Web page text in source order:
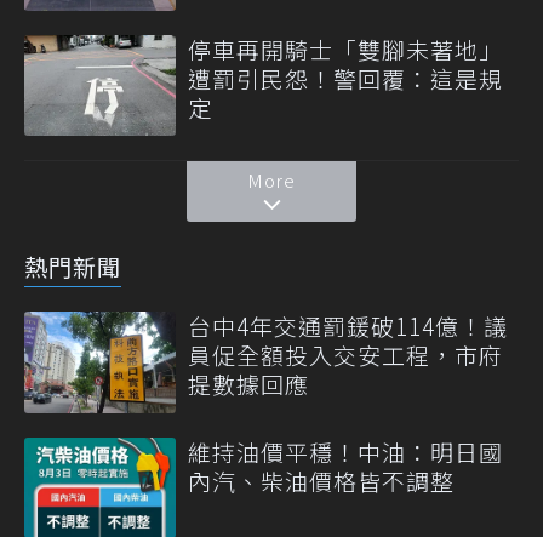
停車再開騎士「雙腳未著地」
遭罰引民怨！警回覆：這是規
定
More
熱門新聞
台中4年交通罰鍰破114億！議
員促全額投入交安工程，市府
提數據回應
維持油價平穩！中油：明日國
內汽、柴油價格皆不調整